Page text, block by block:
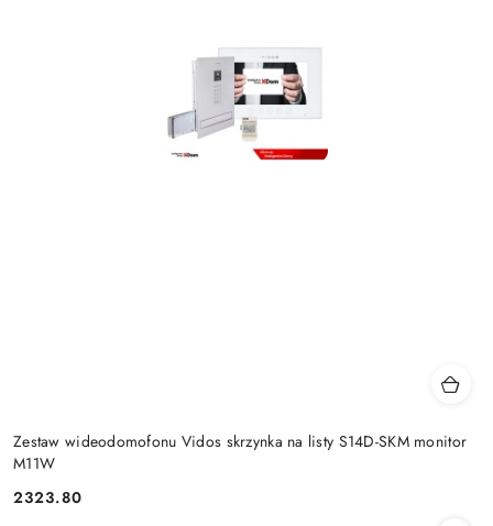
Zestaw wideodomofonu Vidos skrzynka na listy S14D-SKM monitor
M11W
Cena:
2323.80